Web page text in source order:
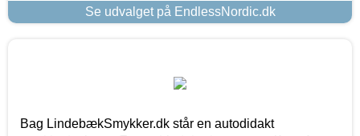
Se udvalget på EndlessNordic.dk
Bag LindebækSmykker.dk står en autodidakt